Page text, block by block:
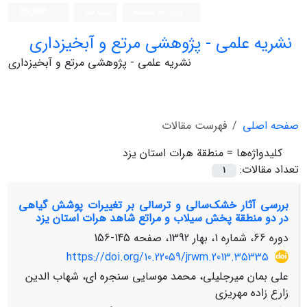
نشریه علمی - پژوهشی مرتع و آبخیزداری
نشریه علمی - پژوهشی مرتع و آبخیزداری
صفحه اصلی
فهرست مقالات
کلیدواژه‌ها = منطقة هرات استان یزد
تعداد مقالات:
1
بررسی آثار خشک‌سالی و ترسالی بر تغییرات پوشش گیاهی
در دو منطقة پخش سیلاب و مراتع شاهد هرات استان یزد
دوره 66، شماره 1، بهار 1392، صفحه
145-156
https://doi.org/10.22059/jrwm.2013.35335
علی بمان میرجلیلی، محمد موسایی سنجره ای، شهاب الدین
زارع زاده مهریزی